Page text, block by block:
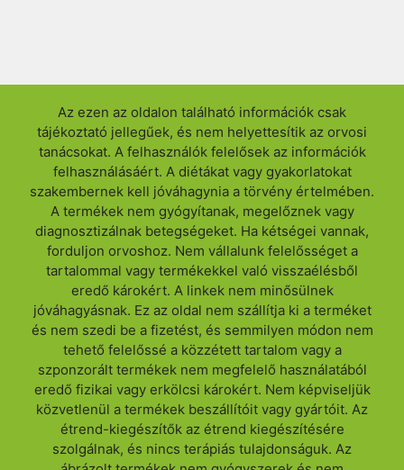
Az ezen az oldalon található információk csak
tájékoztató jellegűek, és nem helyettesítik az orvosi
tanácsokat. A felhasználók felelősek az információk
felhasználásáért. A diétákat vagy gyakorlatokat
szakembernek kell jóváhagynia a törvény értelmében.
A termékek nem gyógyítanak, megelőznek vagy
diagnosztizálnak betegségeket. Ha kétségei vannak,
forduljon orvoshoz. Nem vállalunk felelősséget a
tartalommal vagy termékekkel való visszaélésből
eredő károkért. A linkek nem minősülnek
jóváhagyásnak. Ez az oldal nem szállítja ki a terméket
és nem szedi be a fizetést, és semmilyen módon nem
tehető felelőssé a közzétett tartalom vagy a
szponzorált termékek nem megfelelő használatából
eredő fizikai vagy erkölcsi károkért. Nem képviseljük
közvetlenül a termékek beszállítóit vagy gyártóit. Az
étrend-kiegészítők az étrend kiegészítésére
szolgálnak, és nincs terápiás tulajdonságuk. Az